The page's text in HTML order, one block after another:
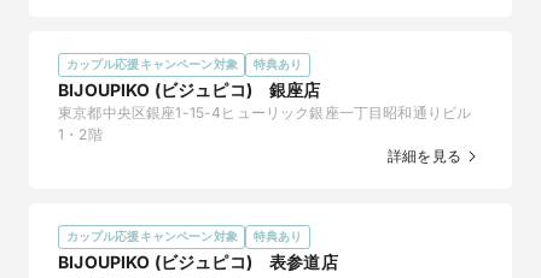
カップル応援キャンペーン対象 特典あり
BIJOUPIKO (ビジュピコ) 銀座店
東京都中央区銀座1-15-4ヒューリック銀座一丁目昭和通りビル
1・2階
詳細を見る
カップル応援キャンペーン対象 特典あり
BIJOUPIKO (ビジュピコ) 表参道店